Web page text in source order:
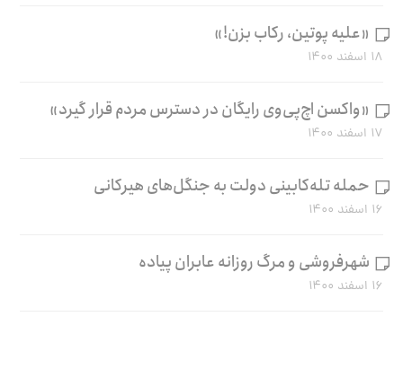
«علیه پوتین، رکاب بزن!»
۱۸ اسفند ۱۴۰۰
«واکسن اچ‌پی‌وی رایگان در دسترس مردم قرار گیرد»
۱۷ اسفند ۱۴۰۰
حمله تله‌کابینی دولت به جنگل‌های هیرکانی
۱۶ اسفند ۱۴۰۰
شهرفروشی و مرگ روزانه عابران پیاده
۱۶ اسفند ۱۴۰۰